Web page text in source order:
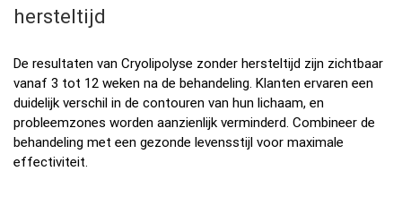
hersteltijd
De resultaten van Cryolipolyse zonder hersteltijd zijn zichtbaar
vanaf 3 tot 12 weken na de behandeling. Klanten ervaren een
duidelijk verschil in de contouren van hun lichaam, en
probleemzones worden aanzienlijk verminderd. Combineer de
behandeling met een gezonde levensstijl voor maximale
effectiviteit.